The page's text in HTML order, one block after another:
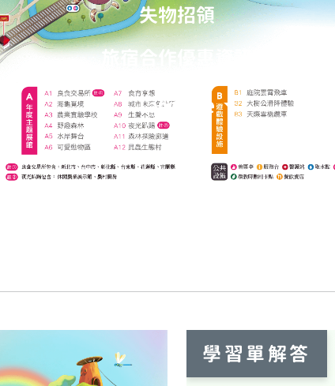
失物招領
旅宿合作優惠資訊
Language
學習單解答